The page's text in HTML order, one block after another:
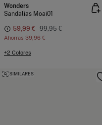
Wonders
Sandalias Moai01
59,99 € 99,95 €
Ahorras 39,96 €
+2 Colores
SIMILARES